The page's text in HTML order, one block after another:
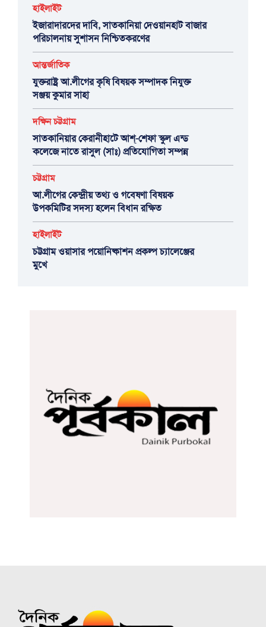
হাইলাইট
ইজারাদারদের দাবি, সাতকানিয়া দেওয়ানহাট বাজার
পরিচালনায় সুশাসন নিশ্চিতকরণের
আন্তর্জাতিক
যুক্তরাষ্ট্র আ.লীগের কৃষি বিষয়ক সম্পাদক নিযুক্ত
সঞ্জয় কুমার সাহা
দক্ষিন চট্টগ্রাম
সাতকানিয়ার কেরানীহাটে আশ্-শেফা স্কুল এন্ড
কলেজে নাতে রাসুল (সাঃ) প্রতিযোগিতা সম্পন্ন
চট্টগ্রাম
আ.লীগের কেন্দ্রীয় তথ্য ও গবেষণা বিষয়ক
উপকমিটির সদস্য হলেন বিধান রক্ষিত
হাইলাইট
চট্টগ্রাম ওয়াসার পয়োনিষ্কাশন প্রকল্প চ্যালেঞ্জের
মুখে